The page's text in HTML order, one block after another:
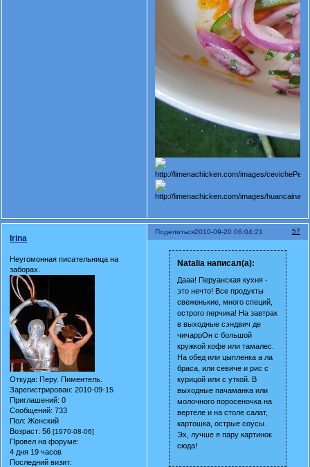
Поделиться 57
2010-09-20 06:04:21
Irina
Неугомонная писательница на
заборах.
Откуда: Перу. Пиментель.
Зарегистрирован: 2010-09-15
Приглашений: 0
Сообщений: 733
Пол: Женский
Возраст: 56[1970-08-06]
Провел на форуме:
4 дня 19 часов
Последний визит:
Natalia написал(а):
Дааа! Перуанская кухня -
это нечто! Все продукты
свеженькие, много специй,
острого перчика! На завтрак
в выходные сэндвич де
чичаррОн с большой
кружкой кофе или тамалес.
На обед или цыпленка а ла
браса, или севиче и рис с
курицой или с уткой. В
выходные пачаманка или
молочного поросеночка на
вертеле и на столе салат,
картошка, острые соусы.
Эх, лучше я пару картинок
сюда!